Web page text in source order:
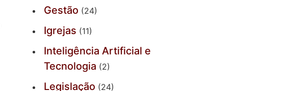
Gestão (24)
Igrejas (11)
Inteligência Artificial e
Tecnologia (2)
Legislação (24)